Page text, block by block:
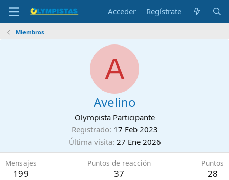
Acceder Regístrate
Miembros
A
Avelino
Olympista Participante
Registrado 17 Feb 2023
Última visita 27 Ene 2026
Mensajes
199
Puntos de reacción
37
Puntos
28